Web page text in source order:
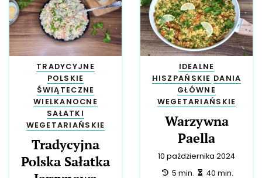
TRADYCYJNE
POLSKIE
ŚWIĄTECZNE
WIELKANOCNE
SAŁATKI
WEGETARIAŃSKIE
Tradycyjna
Polska Sałatka
IDEALNE
HISZPAŃSKIE DANIA
GŁÓWNE
WEGETARIAŃSKIE
Warzywna
Paella
10 października 2024
przygotowanie:
5 min. zrobienie:
40 min.